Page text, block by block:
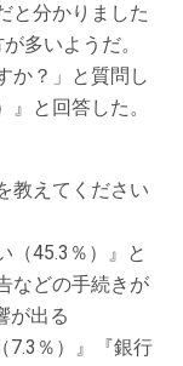
と分かりました
多いようだ。
か？」と質問し
と回答した。
教えてください
（45.3％）』と
などの手続きが
が出る
7.3％）』『銀行